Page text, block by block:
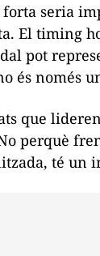
seria
El timing
pot
és només
que
perquè
té un